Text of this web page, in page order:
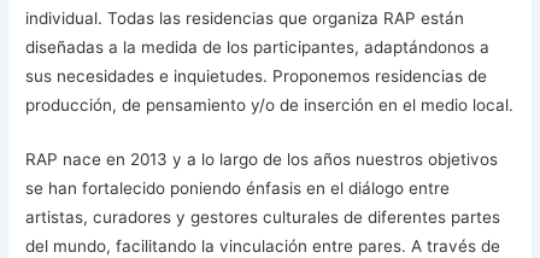
individual. Todas las residencias que organiza RAP están
diseñadas a la medida de los participantes, adaptándonos a
sus necesidades e inquietudes. Proponemos residencias de
producción, de pensamiento y/o de inserción en el medio local.
RAP nace en 2013 y a lo largo de los años nuestros objetivos
se han fortalecido poniendo énfasis en el diálogo entre
artistas, curadores y gestores culturales de diferentes partes
del mundo, facilitando la vinculación entre pares. A través de